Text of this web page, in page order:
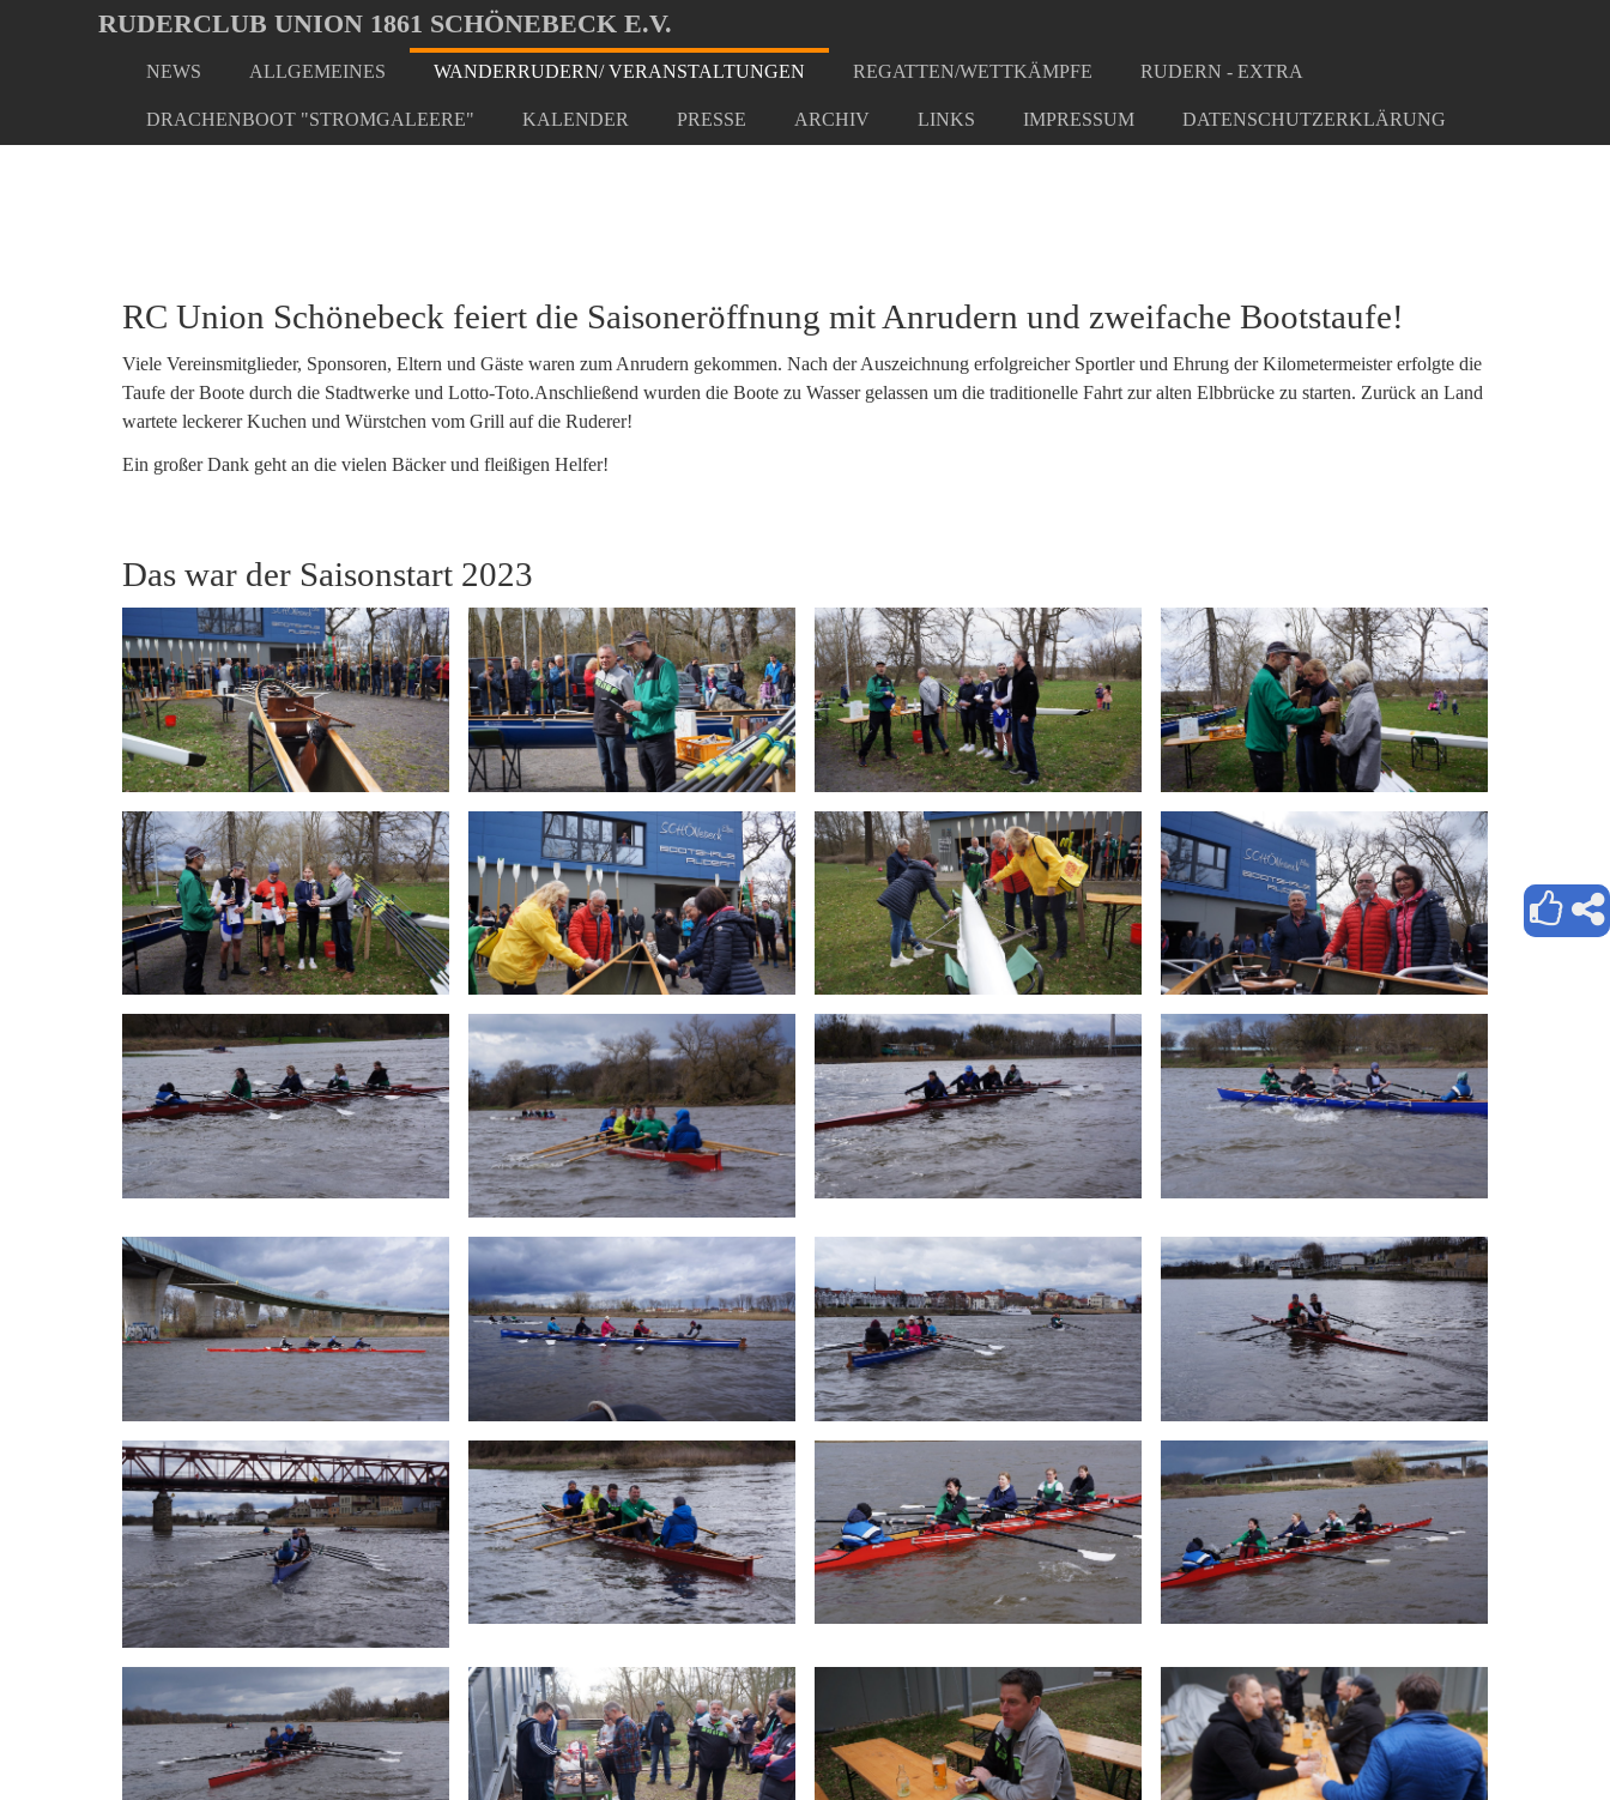
Oops, an error occurred! Code: 20260806094622afad9f36
main
RUDERCLUB UNION 1861 SCHÖNEBECK E.V.
NEWS ALLGEMEINES WANDERRUDERN/ VERANSTALTUNGEN REGATTEN/WETTKÄMPFE RUDERN - EXTRA
DRACHENBOOT "STROMGALEERE" KALENDER PRESSE ARCHIV LINKS IMPRESSUM DATENSCHUTZERKLÄRUNG
here:
RC Union Schönebeck feiert die Saisoneröffnung mit Anrudern und zweifache Bootstaufe!
Viele Vereinsmitglieder, Sponsoren, Eltern und Gäste waren zum Anrudern gekommen. Nach der Auszeichnung erfolgreicher Sportler und Ehrung der Kilometermeister erfolgte die
Taufe der Boote durch die Stadtwerke und Lotto-Toto.Anschließend wurden die Boote zu Wasser gelassen um die traditionelle Fahrt zur alten Elbbrücke zu starten. Zurück an Land
wartete leckerer Kuchen und Würstchen vom Grill auf die Ruderer!
Ein großer Dank geht an die vielen Bäcker und fleißigen Helfer!
Das war der Saisonstart 2023